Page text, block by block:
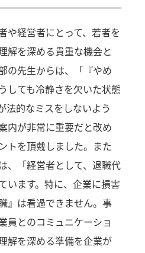
や経営者にとって、若者を
解を深める貴重な機会と
の先生からは、「『やめ
しても冷静さを欠いた状態
法的なミスをしないよう
内が非常に重要だと改め
トを頂戴しました。また
、「経営者として、退職代
います。特に、企業に損害
』は看過できません。事
員とのコミュニケーショ
解を深める準備を企業が